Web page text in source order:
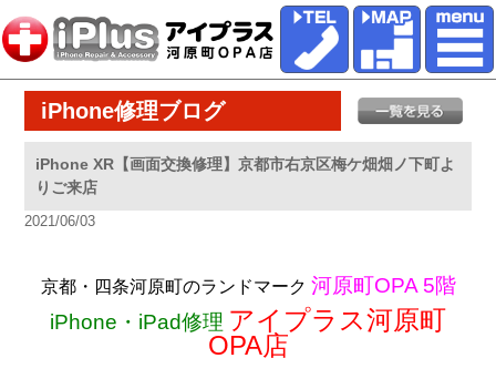
iPhone修理ブログ
iPhone XR【画面交換修理】京都市右京区梅ケ畑畑ノ下町よ
りご来店
2021/06/03
京都・四条河原町のランドマーク 河原町OPA 5階
iPhone・iPad修理 アイプラス河原町
OPA店